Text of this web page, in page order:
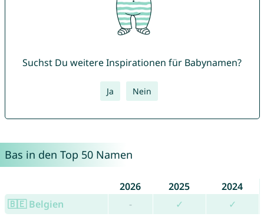
Suchst Du weitere Inspirationen für Babynamen?
Ja Nein
Bas in den Top 50 Namen
2026 2025
2024
🇧🇪 Belgien
- ✓ ✓